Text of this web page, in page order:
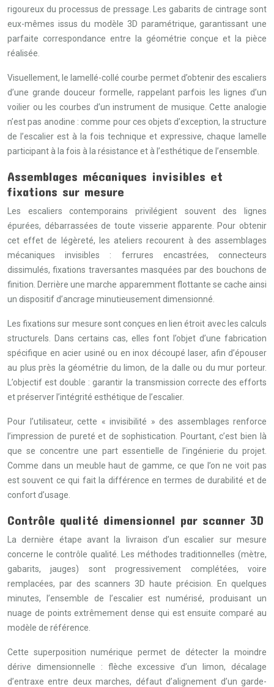
rigoureux du processus de pressage. Les gabarits de cintrage sont
eux-mêmes issus du modèle 3D paramétrique, garantissant une
parfaite correspondance entre la géométrie conçue et la pièce
réalisée.
Visuellement, le lamellé-collé courbe permet d’obtenir des escaliers
d’une grande douceur formelle, rappelant parfois les lignes d’un
voilier ou les courbes d’un instrument de musique. Cette analogie
n’est pas anodine : comme pour ces objets d’exception, la structure
de l’escalier est à la fois technique et expressive, chaque lamelle
participant à la fois à la résistance et à l’esthétique de l’ensemble.
Assemblages mécaniques invisibles et
fixations sur mesure
Les escaliers contemporains privilégient souvent des lignes
épurées, débarrassées de toute visserie apparente. Pour obtenir
cet effet de légèreté, les ateliers recourent à des assemblages
mécaniques invisibles : ferrures encastrées, connecteurs
dissimulés, fixations traversantes masquées par des bouchons de
finition. Derrière une marche apparemment flottante se cache ainsi
un dispositif d’ancrage minutieusement dimensionné.
Les fixations sur mesure sont conçues en lien étroit avec les calculs
structurels. Dans certains cas, elles font l’objet d’une fabrication
spécifique en acier usiné ou en inox découpé laser, afin d’épouser
au plus près la géométrie du limon, de la dalle ou du mur porteur.
L’objectif est double : garantir la transmission correcte des efforts
et préserver l’intégrité esthétique de l’escalier.
Pour l’utilisateur, cette « invisibilité » des assemblages renforce
l’impression de pureté et de sophistication. Pourtant, c’est bien là
que se concentre une part essentielle de l’ingénierie du projet.
Comme dans un meuble haut de gamme, ce que l’on ne voit pas
est souvent ce qui fait la différence en termes de durabilité et de
confort d’usage.
Contrôle qualité dimensionnel par scanner 3D
La dernière étape avant la livraison d’un escalier sur mesure
concerne le contrôle qualité. Les méthodes traditionnelles (mètre,
gabarits, jauges) sont progressivement complétées, voire
remplacées, par des scanners 3D haute précision. En quelques
minutes, l’ensemble de l’escalier est numérisé, produisant un
nuage de points extrêmement dense qui est ensuite comparé au
modèle de référence.
Cette superposition numérique permet de détecter la moindre
dérive dimensionnelle : flèche excessive d’un limon, décalage
d’entraxe entre deux marches, défaut d’alignement d’un garde-